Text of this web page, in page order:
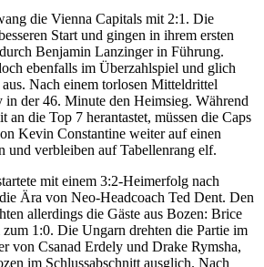
die Vienna Capitals mit 2:1. Die
Start und gingen in ihrem ersten
Benjamin Lanzinger in Führung.
ebenfalls im Überzahlspiel und glich
Nach einem torlosen Mitteldrittel
der 46. Minute den Heimsieg. Während
an die Top 7 herantastet, müssen die Caps
Kevin Constantine weiter auf einen
und verbleiben auf Tabellenrang elf.
mit einem 3:2-Heimerfolg nach
Ära von Neo-Headcoach Ted Dent. Den
allerdings die Gäste aus Bozen: Brice
1:0. Die Ungarn drehten die Partie im
von Csanad Erdely und Drake Rymsha,
im Schlussabschnitt ausglich. Nach